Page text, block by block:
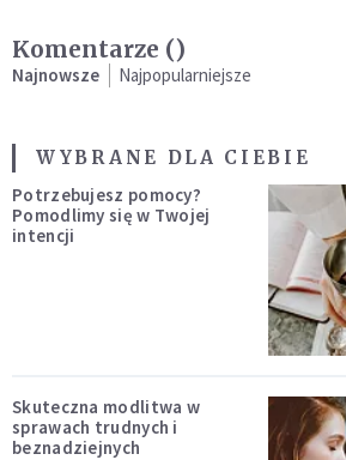
Komentarze ()
Najnowsze Najpopularniejsze
WYBRANE DLA CIEBIE
Potrzebujesz pomocy?
Pomodlimy się w Twojej
intencji
Skuteczna modlitwa w
sprawach trudnych i
beznadziejnych